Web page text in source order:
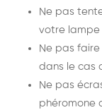
Ne pas
votre lampe
Ne pas
dans le cas
Ne pas
phéromone